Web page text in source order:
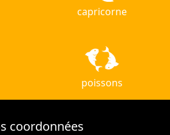
capricorne
poissons
coordonnées